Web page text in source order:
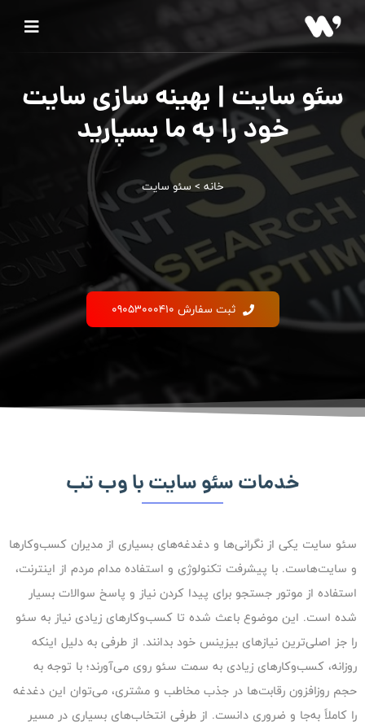
سئو سایت | بهینه سازی سایت
خود را به ما بسپارید
خانه>سئو سایت
ثبت سفارش 09053000410
خدمات سئو سایت با وب تب
سئو سایت یکی از نگرانی‌ها و دغدغه‌های بسیاری از مدیران کسب‌وکارها
و سایت‌هاست. با پیشرفت تکنولوژی و استفاده مدام مردم از اینترنت،
استفاده از موتور جستجو برای پیدا کردن نیاز و پاسخ سوالات بسیار
شده است. این موضوع باعث شده تا کسب‌وکارهای زیادی نیاز به سئو
را جز اصلی‌ترین نیازهای بیزینس خود بدانند. از طرفی به دلیل اینکه
روزانه، کسب‌وکارهای زیادی به سمت سئو روی می‌آورند؛ با توجه به
حجم روزافزون رقابت‌ها در جذب مخاطب و مشتری، می‌توان این دغدغه
را کاملاً به‌جا و ضروری دانست. از طرفی انتخاب‌های بسیاری در مسیر